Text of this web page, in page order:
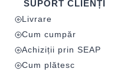
SUPORT CLIENȚI
Livrare
Cum cumpăr
Achiziții prin SEAP
Cum plătesc